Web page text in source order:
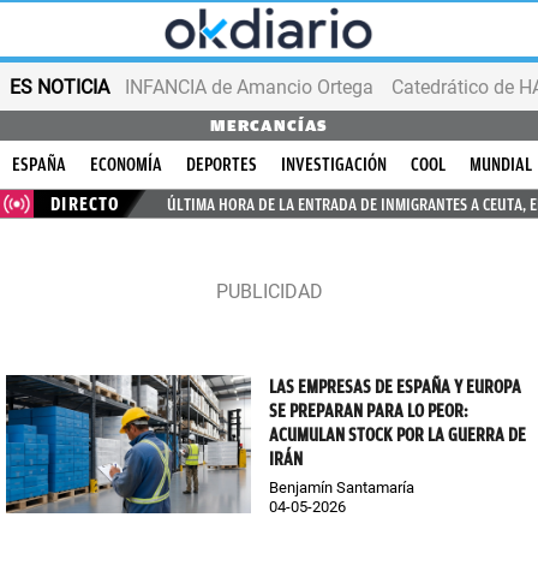
ES NOTICIA INFANCIA de Amancio Ortega
MERCANCÍAS
ESPAÑA ECONOMÍA DEPORTES INVESTIGACIÓN COOL
MUNDIAL
DIRECTO
ÚLTIMA HORA DE LA ENTRADA DE INMIGRANTES A CEUTA,
LAS EMPRESAS DE ESPAÑA Y EUROPA
SE PREPARAN PARA LO PEOR:
ACUMULAN STOCK POR LA GUERRA DE
IRÁN
Benjamín Santamaría
04-05-2026